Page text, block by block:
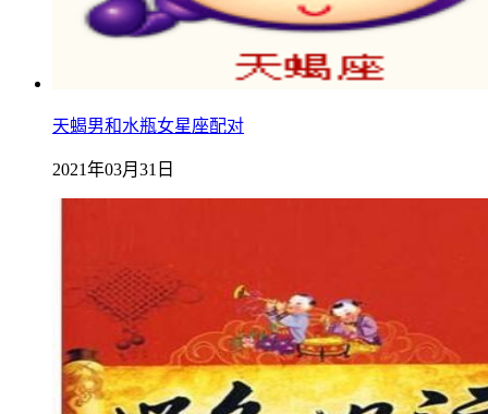
天蝎男和水瓶女星座配对
2021年03月31日